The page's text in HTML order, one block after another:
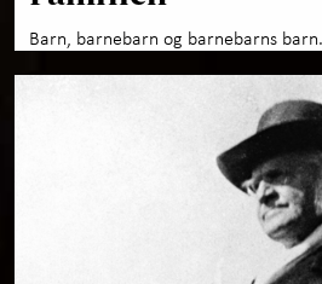
Barn, barnebarn og barnebarns barn.